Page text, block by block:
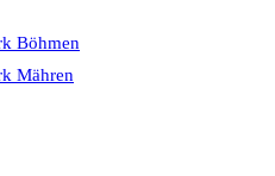
Böhmen
Mähren